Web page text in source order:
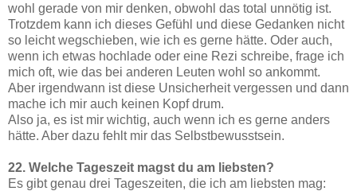
wohl gerade von mir denken, obwohl das total unnötig ist.
Trotzdem kann ich dieses Gefühl und diese Gedanken nicht
so leicht wegschieben, wie ich es gerne hätte. Oder auch,
wenn ich etwas hochlade oder eine Rezi schreibe, frage ich
mich oft, wie das bei anderen Leuten wohl so ankommt.
Aber irgendwann ist diese Unsicherheit vergessen und dann
mache ich mir auch keinen Kopf drum.
Also ja, es ist mir wichtig, auch wenn ich es gerne anders
hätte. Aber dazu fehlt mir das Selbstbewusstsein.
22. Welche Tageszeit magst du am liebsten?
Es gibt genau drei Tageszeiten, die ich am liebsten mag: